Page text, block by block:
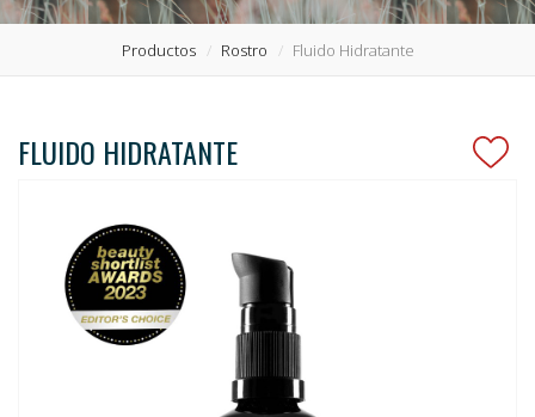
Productos Rostro Fluido Hidratante
FLUIDO HIDRATANTE